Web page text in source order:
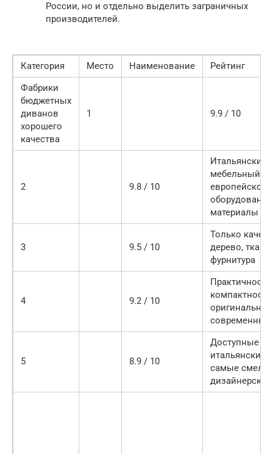
России, но и отдельно выделить заграничных
производителей.
Категория Место Наименование
Рейтинг
Фабрики
бюджетных
диванов
хорошего
качества
1 9.9 / 10
2 9.8 / 10
Итальянский
мебельный
европейское
материалы
3 9.5 / 10
Только
дерево, ткань
фурнитура
4 9.2 / 10
Практичность,
современный
5 8.9 / 10
Доступные
итальянские
самые